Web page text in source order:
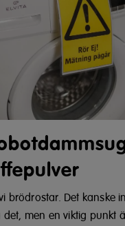
brödrostar. Det kanske
men en viktig punkt